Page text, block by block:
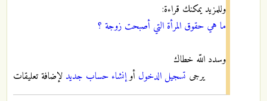
وللمزيد يمكنك قراءة:
ما هي حقوق المرأة التي أصبحت زوجة ؟
وسدد اللّه خطاك
يرجى تسجيل الدخول أوإنشاء حساب جديد لإضافة تعليقات